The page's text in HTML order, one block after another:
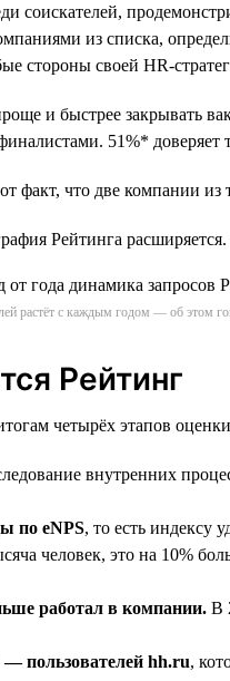
соискателей,
из списка,
стороны своей HR-
и быстрее закрывать
51%* доверяет
факт, что две компании
Рейтинга
растёт с каждым годом — об этом
Рейтинг
четырёх этапов
внутренних
по eNPS, то есть индексу
человек, это на 10%
работал в компании. В
— пользователей hh.ru,